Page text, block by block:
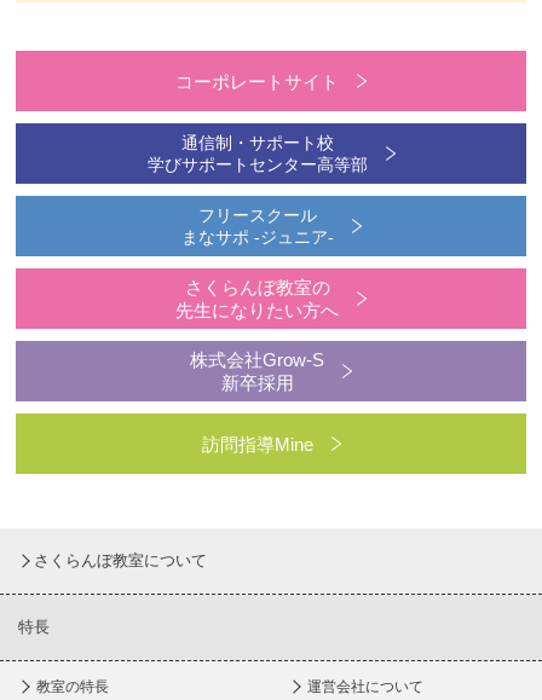
コーポレートサイト
通信制・サポート校
学びサポートセンター高等部
フリースクール
まなサポ -ジュニア-
さくらんぼ教室の
先生になりたい方へ
株式会社Grow-S
新卒採用
訪問指導Mine
さくらんぼ教室について
特長
教室の特長 運営会社について